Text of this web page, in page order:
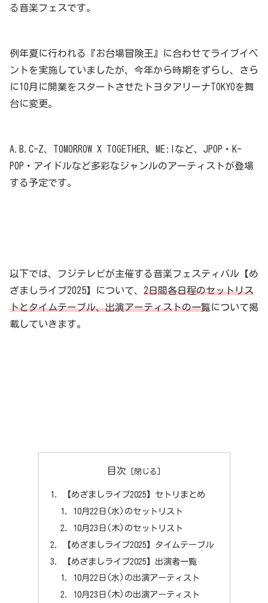
る音楽フェスです。
例年夏に行われる『お台場冒険王』に合わせてライブイベ
ントを実施していましたが、今年から時期をずらし、さら
に10月に開業をスタートさせたトヨタアリーナTOKYOを舞
台に変更。
A.B.C-Z、TOMORROW X TOGETHER、ME:Iなど、JPOP・K-
POP・アイドルなど多彩なジャンルのアーティストが登場
する予定です。
以下では、フジテレビが主催する音楽フェスティバル【め
ざましライブ2025】について、 2日間各日程のセットリス
トとタイムテーブル、出演アーティストの一覧について掲
載していきます。
目次
【めざましライブ2025】セトリまとめ
10月22日(水)のセットリスト
10月23日(木)のセットリスト
【めざましライブ2025】タイムテーブル
【めざましライブ2025】出演者一覧
10月22日(水)の出演アーティスト
10月23日(木)の出演アーティスト